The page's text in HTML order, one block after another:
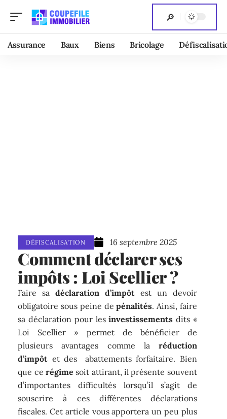
Assurance Baux Biens Bricolage
DÉFISCALISATION 16 septembre 2025
Comment déclarer ses
impôts : Loi Scellier ?
Faire sadéclaration d’impôt est un devoir
obligatoire sous peine depénalités. Ainsi, faire
sa déclaration pour lesinvestissements dits «
Loi Scellier » permet de bénéficier de
plusieurs avantages comme la réduction
d’impôt et des abattements forfaitaire. Bien
que cerégime soit attirant, il présente souvent
d’importantes difficultés lorsqu’il s’agit de
souscrire à ces différentes déclarations
fiscales. Cet article vous apportera un peu plus